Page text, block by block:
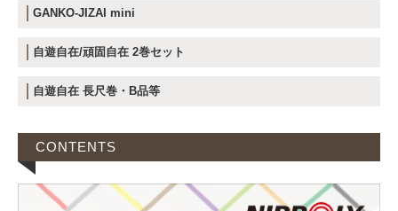
GANKO-JIZAI mini
自遊自在/頑固自在 2巻セット
自遊自在 長尺巻・B品等
CONTENTS